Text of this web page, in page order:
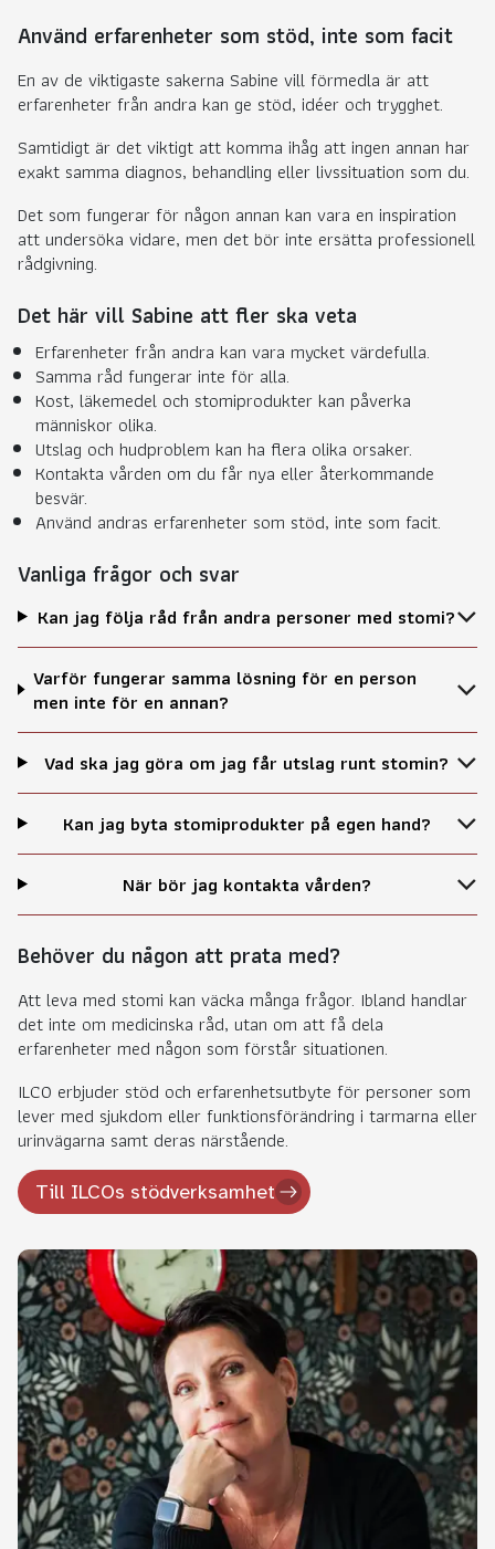
Använd erfarenheter som stöd, inte som facit
En av de viktigaste sakerna Sabine vill förmedla är att
erfarenheter från andra kan ge stöd, idéer och trygghet.
Samtidigt är det viktigt att komma ihåg att ingen annan har
exakt samma diagnos, behandling eller livssituation som du.
Det som fungerar för någon annan kan vara en inspiration
att undersöka vidare, men det bör inte ersätta professionell
rådgivning.
Det här vill Sabine att fler ska veta
Erfarenheter från andra kan vara mycket värdefulla.
Samma råd fungerar inte för alla.
Kost, läkemedel och stomiprodukter kan påverka
människor olika.
Utslag och hudproblem kan ha flera olika orsaker.
Kontakta vården om du får nya eller återkommande
besvär.
Använd andras erfarenheter som stöd, inte som facit.
Vanliga frågor och svar
Kan jag följa råd från andra personer med stomi?
Varför fungerar samma lösning för en person
men inte för en annan?
Vad ska jag göra om jag får utslag runt stomin?
Kan jag byta stomiprodukter på egen hand?
När bör jag kontakta vården?
Behöver du någon att prata med?
Att leva med stomi kan väcka många frågor. Ibland handlar
det inte om medicinska råd, utan om att få dela
erfarenheter med någon som förstår situationen.
ILCO erbjuder stöd och erfarenhetsutbyte för personer som
lever med sjukdom eller funktionsförändring i tarmarna eller
urinvägarna samt deras närstående.
Till ILCOs stödverksamhet